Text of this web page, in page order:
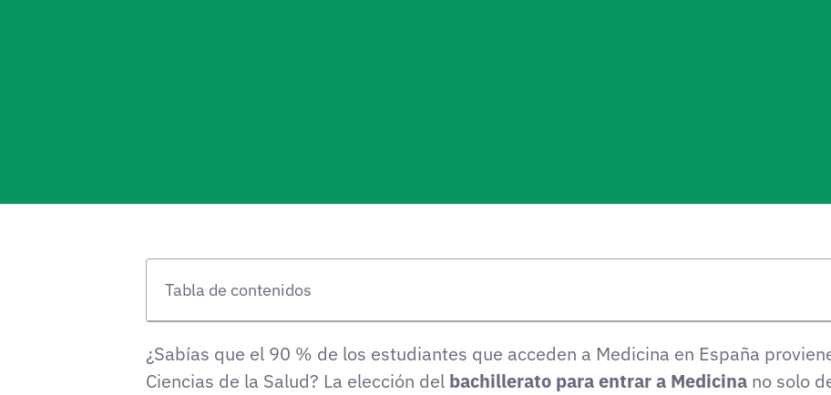
Tabla de contenidos
¿Sabías que el 90 % de los estudiantes que acceden a Medicina en España
Ciencias de la Salud? La elección del bachillerato para entrar a Medicina no solo